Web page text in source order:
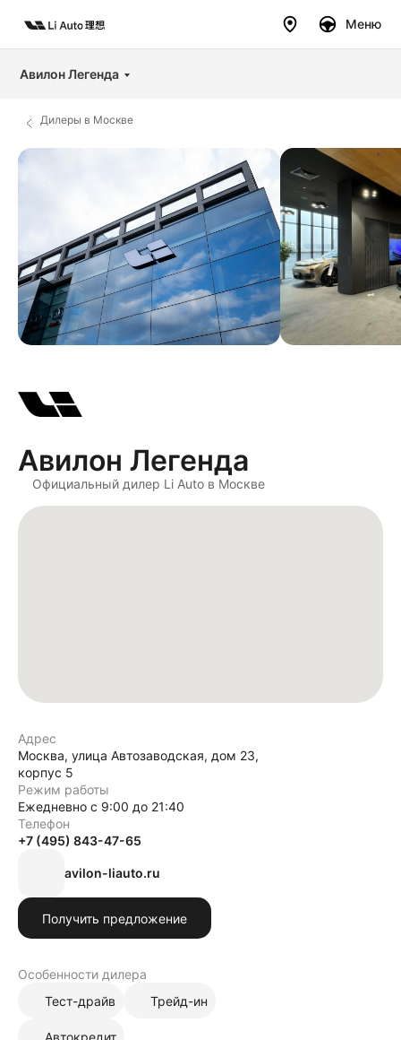
Меню
Модели
Покупателям
Владельцам
Авто в наличии
Бренд
Авилон Легенда
Дилеры в Москве
Авилон Легенда
Официальный дилер Li Auto в Москве
Адрес
Москва, улица Автозаводская, дом 23,
корпус 5
Режим работы
Ежедневно с 9:00 до 21:40
Телефон
+7 (495) 843-47-65
avilon-liauto.ru
Получить предложение
Особенности дилера
Тест-драйв
Трейд-ин
Автокредит